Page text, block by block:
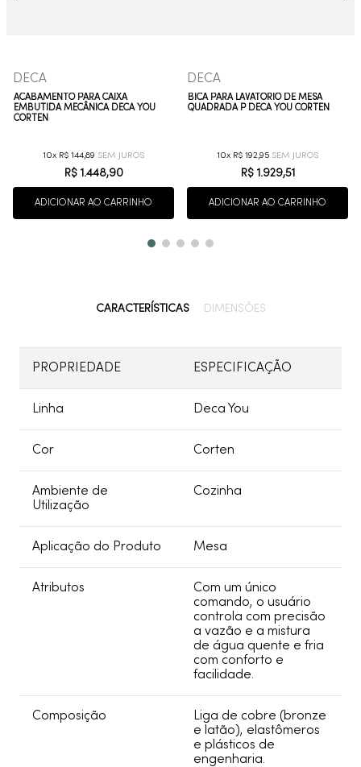
DECA
ACABAMENTO PARA CAIXA
EMBUTIDA MECÂNICA DECA YOU
CORTEN
10 R$ 144,89
R$ 1 .448,90
ADICIONAR AO CARRINHO
DECA
BICA PARA LAVATÓRIO DE MESA
QUADRADA P DECA YOU CORTEN
10 R$ 192,95
R$ 1 .929,51
ADICIONAR AO CARRINHO
CARACTERÍSTICAS DIMENSÕES
PROPRIEDADE ESPECIFICAÇÃO
Linha Deca You
Cor Corten
Ambiente de
Utilização
Cozinha
Aplicação do Produto Mesa
Atributos
Com um único
comando, o usuário
controla com precisão
a vazão e a mistura
de água quente e fria
com conforto e
facilidade.
Composição
Liga de cobre (bronze
e latão), elastômeros
e plásticos de
engenharia.